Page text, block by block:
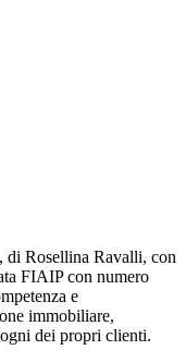
Rosellina Ravalli, con
FIAIP con numero
e
immobiliare,
dei propri clienti.